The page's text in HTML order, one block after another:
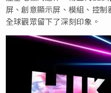
屏、創意顯示屏、模組、控
全球觀眾留下了深刻印象。